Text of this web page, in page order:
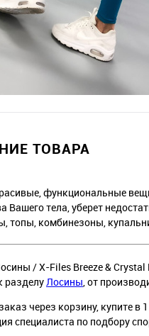
ТОВАРА
функциональные
Вашего тела, уберет
топы, комбинезоны,
/ X-Files Breeze &
разделуЛосины, от
через корзину, купите в
специалиста по подбору